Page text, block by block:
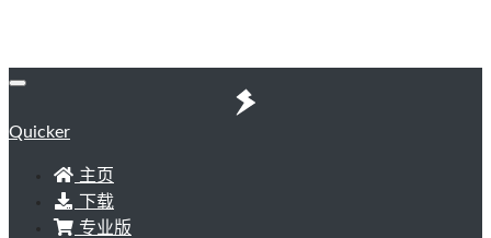
Quicker
主页
下载
专业版